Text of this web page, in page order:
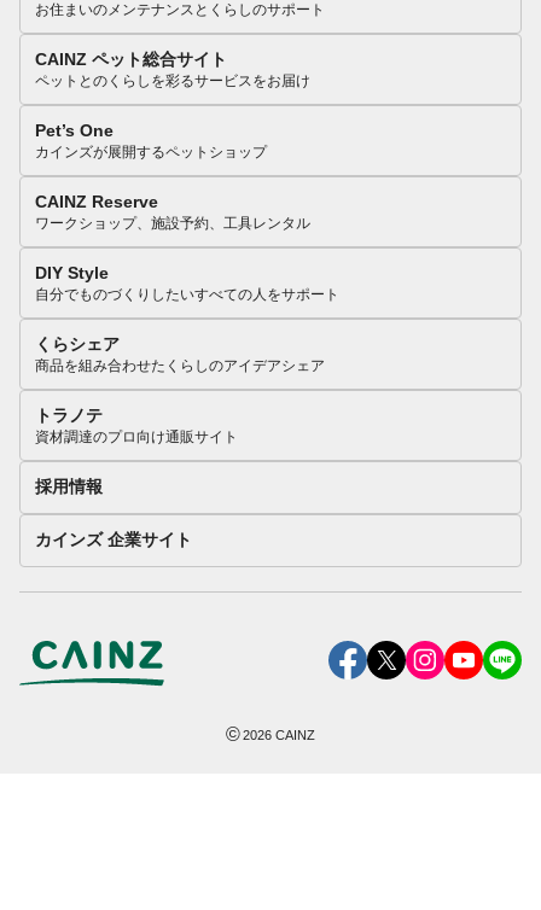
お住まいのメンテナンスとくらしのサポート
CAINZ ペット総合サイト
ペットとのくらしを彩るサービスをお届け
Pet’s One
カインズが展開するペットショップ
CAINZ Reserve
ワークショップ、施設予約、工具レンタル
DIY Style
自分でものづくりしたいすべての人をサポート
くらシェア
商品を組み合わせたくらしのアイデアシェア
トラノテ
資材調達のプロ向け通販サイト
採用情報
カインズ 企業サイト
©2026 CAINZ